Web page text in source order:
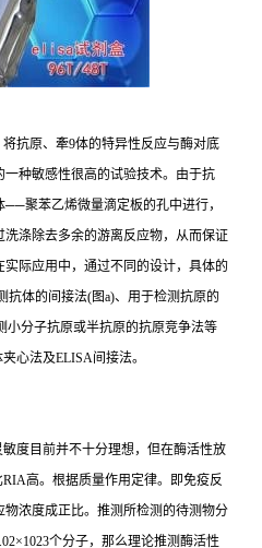
抗原、牽9体的特异性反应与酶对底
种敏感性很高的试验技术。由于抗
──聚苯乙烯微量滴定板的孔中进行，
涤除去多余的游离反应物，从而保证
际应用中，通过不同的设计，具体的
抗体的间接法(图a)、用于检测抗原的
小分子抗原或半抗原的抗原竞争法等
心法及ELISA间接法。
敏度目前并不十分理想，但在酶活性放
RIA高。根据质量作用定律。即免疫反
浓度成正比。推测所检测的待测物分
个分子，那么理论推测酶活性